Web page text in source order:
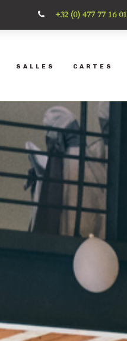
+32 (0) 477 77 16 01
SALLES CARTES